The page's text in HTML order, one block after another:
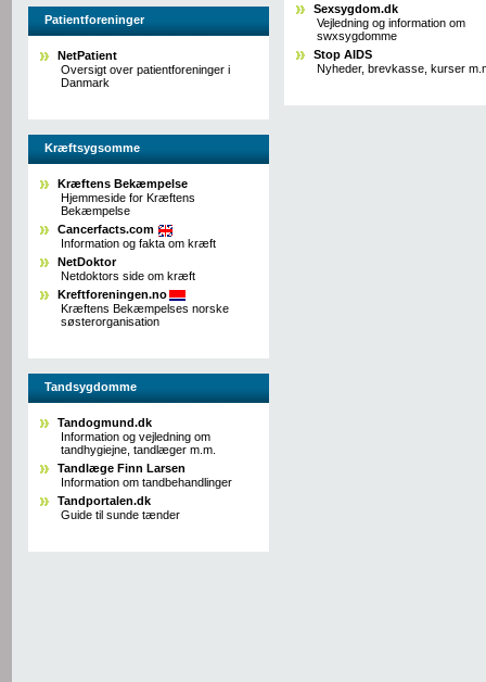
Patientforeninger
NetPatient
Oversigt over patientforeninger i
Danmark
Kræftsygsomme
Kræftens Bekæmpelse
Hjemmeside for Kræftens
Bekæmpelse
Cancerfacts.com
Information og fakta om kræft
NetDoktor
Netdoktors side om kræft
Kreftforeningen.no
Kræftens Bekæmpelses norske
søsterorganisation
Tandsygdomme
Tandogmund.dk
Information og vejledning om
tandhygiejne, tandlæger m.m.
Tandlæge Finn Larsen
Information om tandbehandlinger
Tandportalen.dk
Guide til sunde tænder
Sexsygdom.dk
Vejledning og information om
swxsygdomme
Stop AIDS
Nyheder, brevkasse, kurser